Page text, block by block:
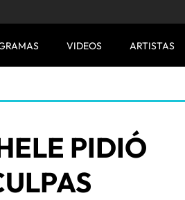
VIDEOS ARTISTAS
PIDIÓ